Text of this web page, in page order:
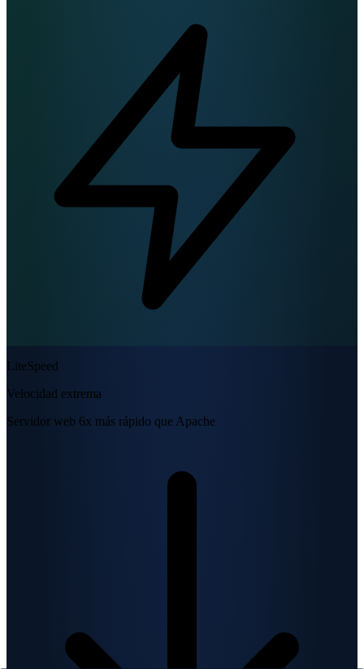
LiteSpeed
Velocidad extrema
Servidor web 6x más rápido que Apache